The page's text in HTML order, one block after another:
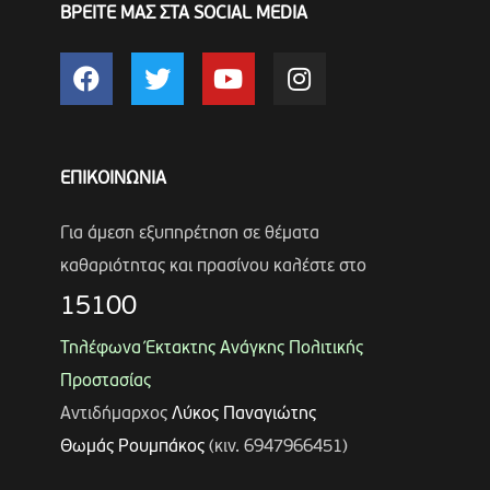
ΒΡΕΙΤΕ ΜΑΣ ΣΤΑ SOCIAL MEDIA
ΕΠΙΚΟΙΝΩΝΙΑ
Για άμεση εξυπηρέτηση σε θέματα
καθαριότητας και πρασίνου καλέστε στο
15100
Τηλέφωνα Έκτακτης Ανάγκης Πολιτικής
Προστασίας
Αντιδήμαρχος Λύκος Παναγιώτης
Θωμάς Ρουμπάκος(κιν. 6947966451)